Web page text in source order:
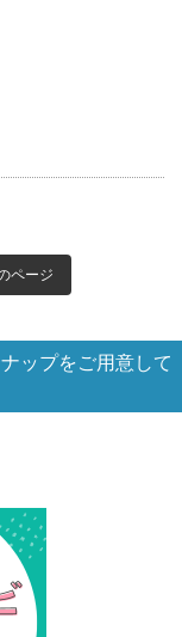
ページ
ップをご用意して